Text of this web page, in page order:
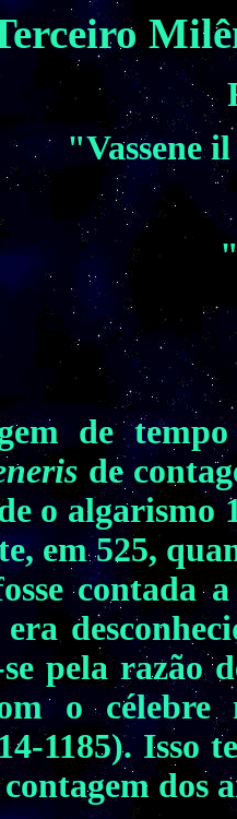
"Vassene
de
de
o algarismo
em 525,
contada
pela razão
o célebre
1185). Isso
dos